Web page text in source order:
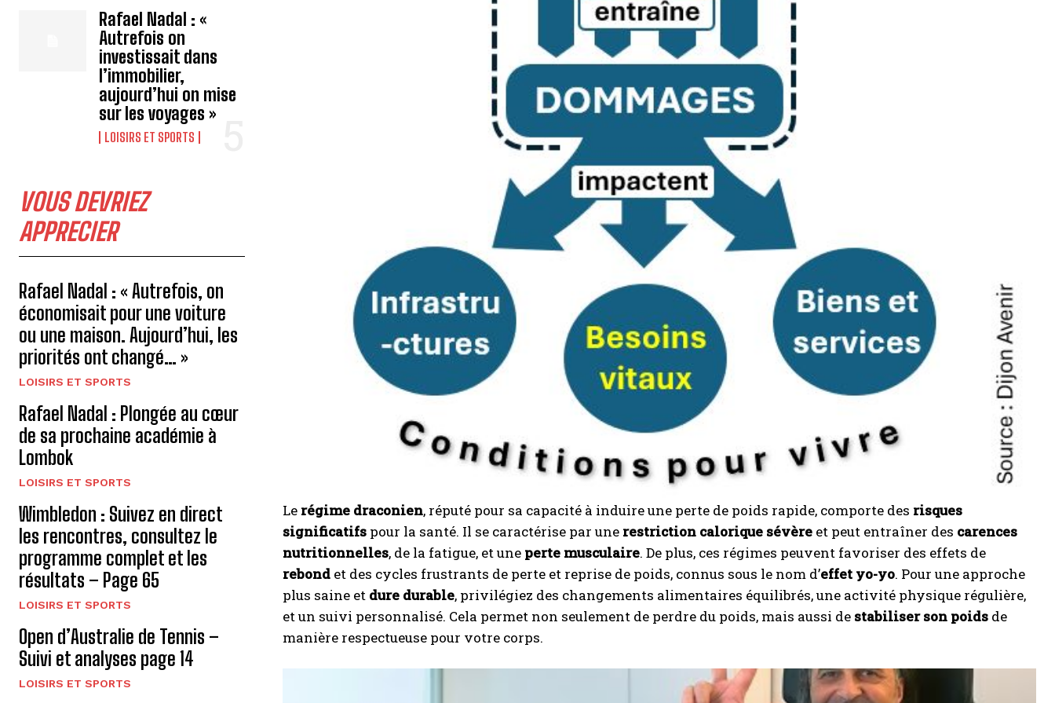
I WANT IN
I've read and accept thePrivacy Policy.
A LIRE : Municipales 2026 à Boulazac : découvrez en
images les colistiers de Jérémy Pierre-Nadal
Rafael Nadal : «
Autrefois on
investissait dans
l’immobilier,
aujourd’hui on mise
sur les voyages »
LOISIRS ET SPORTS
VOUS DEVRIEZ
APPRECIER
Rafael Nadal : « Autrefois, on
économisait pour une voiture
ou une maison. Aujourd’hui, les
priorités ont changé… »
LOISIRS ET SPORTS
Rafael Nadal : Plongée au cœur
de sa prochaine académie à
Lombok
LOISIRS ET SPORTS
Wimbledon : Suivez en direct
les rencontres, consultez le
programme complet et les
résultats – Page 65
LOISIRS ET SPORTS
Open d’Australie de Tennis –
Suivi et analyses page 14
LOISIRS ET SPORTS
Le régime draconien, réputé pour sa capacité à induire une perte de poids rapide, comporte des risques
significatifs pour la santé. Il se caractérise par une restriction calorique sévère et peut entraîner des carences
nutritionnelles, de la fatigue, et une perte musculaire. De plus, ces régimes peuvent favoriser des effets de
rebond et des cycles frustrants de perte et reprise de poids, connus sous le nom d’effet yo-yo. Pour une approche
plus saine et dure durable, privilégiez des changements alimentaires équilibrés, une activité physique régulière,
et un suivi personnalisé. Cela permet non seulement de perdre du poids, mais aussi de stabiliser son poids de
manière respectueuse pour votre corps.